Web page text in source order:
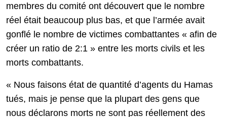
membres du comité ont découvert que le nombre
réel était beaucoup plus bas, et que l’armée avait
gonflé le nombre de victimes combattantes « afin de
créer un ratio de 2:1 » entre les morts civils et les
morts combattants.
« Nous faisons état de quantité d’agents du Hamas
tués, mais je pense que la plupart des gens que
nous déclarons morts ne sont pas réellement des